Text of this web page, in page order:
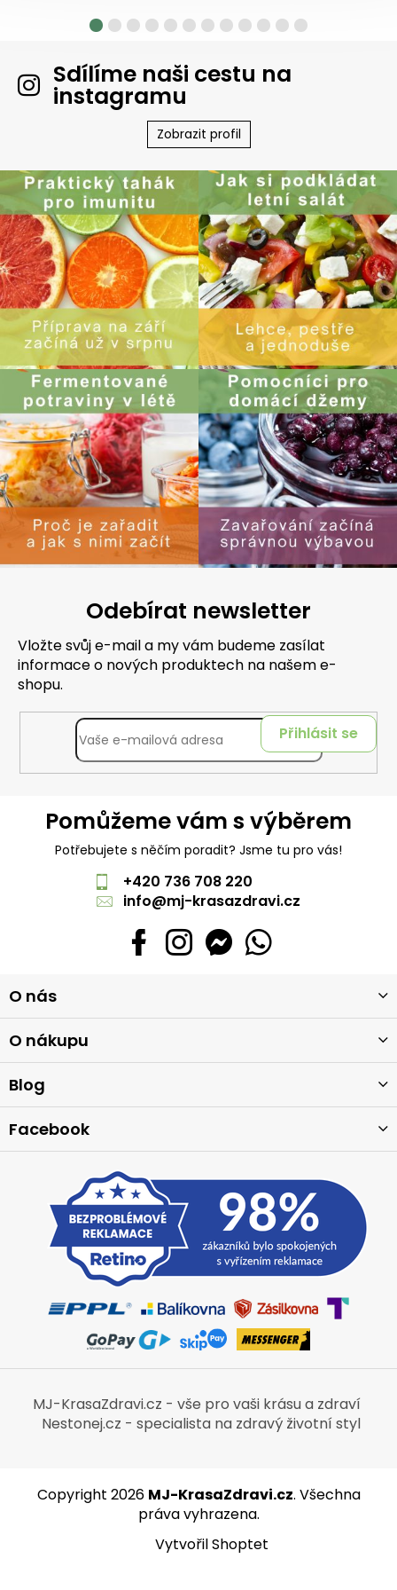
Sdílíme naši cestu na
instagramu
Zobrazit profil
Odebírat newsletter
Vložte svůj e-mail a my vám budeme zasílat
informace o nových produktech na našem e-
shopu.
Přihlásit se
Pomůžeme vám s výběrem
Potřebujete s něčím poradit? Jsme tu pro vás!
+420 736 708 220
info@mj-krasazdravi.cz
á
p
a
t
O nás
O nákupu
Blog
Facebook
MJ-KrasaZdravi.cz - vše pro vaši krásu a zdraví
Nestonej.cz - specialista na zdravý životní styl
Vytvořil Shoptet
Copyright 2026 MJ-KrasaZdravi.cz. Všechna
práva vyhrazena.